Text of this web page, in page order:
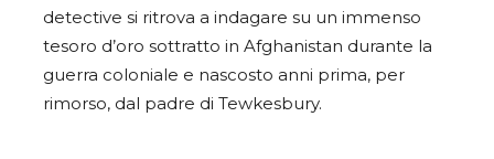
detective si ritrova a indagare su un immenso
tesoro d’oro sottratto in Afghanistan durante la
guerra coloniale e nascosto anni prima, per
rimorso, dal padre di Tewkesbury.